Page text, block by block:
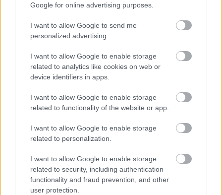
Google for online advertising purposes.
I want to allow Google to send me
personalized advertising.
I want to allow Google to enable storage
related to analytics like cookies on web or
device identifiers in apps.
I want to allow Google to enable storage
related to functionality of the website or app.
I want to allow Google to enable storage
related to personalization.
I want to allow Google to enable storage
related to security, including authentication
functionality and fraud prevention, and other
user protection.
Κουόκ (Sun Hung Kai Properties, Χονγκ Κονγκ) -
Μιστρί (Shapoorji Pallonji Group, Ινδία) -
Περιουσία: 28,4 δισ. δολ.
Τσαραβανόντ (Charoen Pokphand Group,
Γιουβίντια (TCP Group, Ταϋλάνδη) - Περιουσία:
27,4 δισ. δολ.
Fook, Χονγκ Κονγκ) - Περιουσία: 25,9 δισ. δολ.
Πάο / Γου (BW και Wheelock, Χονγκ Κονγκ) -